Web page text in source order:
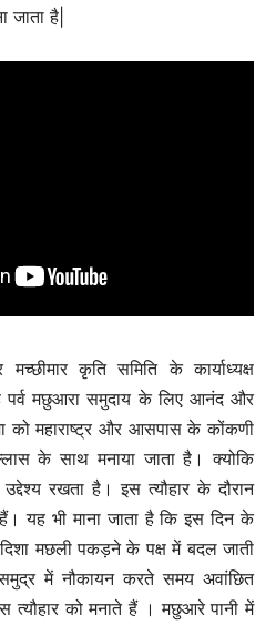
जाता है|
कृति समिति के कार्याध्यक्ष
पर्व मछुआरा समुदाय के लिए आनंद और
को महाराष्ट्र और आसपास के कोंकणी
के साथ मनाया जाता है। क्योकि
रखता है। इस त्यौहार के दौरान
यह भी माना जाता है कि इस दिन के
मछली पकड़ने के पक्ष में बदल जाती
में नौकायन करते समय अवांछित
को मनाते हैं । मछुआरे पानी में